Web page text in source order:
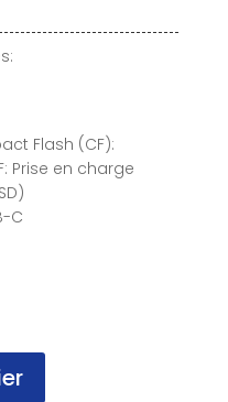
Flash (CF):
Prise en charge
C